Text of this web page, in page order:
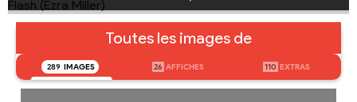
Toutes les images de
289 IMAGES 26 AFFICHES 110 EXTRAS